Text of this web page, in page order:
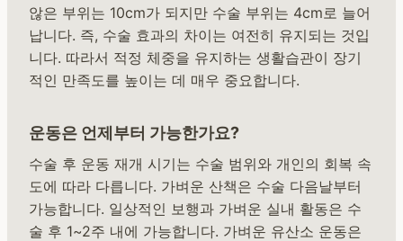
않은 부위는 10cm가 되지만 수술 부위는 4cm로 늘어
납니다. 즉, 수술 효과의 차이는 여전히 유지되는 것입
니다. 따라서 적정 체중을 유지하는 생활습관이 장기
적인 만족도를 높이는 데 매우 중요합니다.
운동은 언제부터 가능한가요?
수술 후 운동 재개 시기는 수술 범위와 개인의 회복 속
도에 따라 다릅니다. 가벼운 산책은 수술 다음날부터
가능합니다. 일상적인 보행과 가벼운 실내 활동은 수
술 후 1~2주 내에 가능합니다. 가벼운 유산소 운동은